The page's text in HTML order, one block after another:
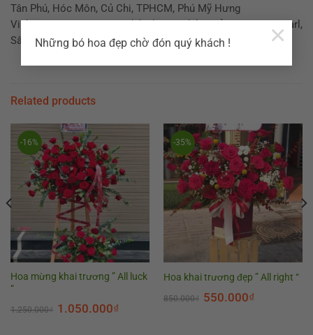
Những bó hoa đẹp chờ đón quý khách ! ×
Tân Phú, Hóc Môn, Củ Chi, TPHCM, Phú Mỹ Hưng
Vinhome, Suncrise City, Thủ Thiêm, Thảo Điền, Sài Gòn Pearl,
Sân bay Tân Sơn Nhất..
Related products
-16%
Hoa mừng khai trương ” All luck
“
1.250.000₫ 1.050.000₫
-35%
Hoa khai trương đẹp ” All right “
850.000₫ 550.000₫